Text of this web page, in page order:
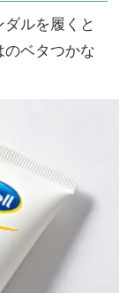
ルを履くと
のベタつかな